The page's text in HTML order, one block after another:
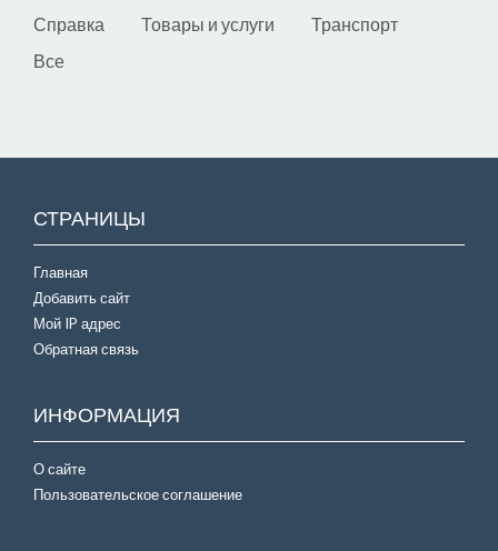
Справка
Товары и услуги
Транспорт
Все
СТРАНИЦЫ
Главная
Добавить сайт
Мой IP адрес
Обратная связь
ИНФОРМАЦИЯ
О сайте
Пользовательское соглашение